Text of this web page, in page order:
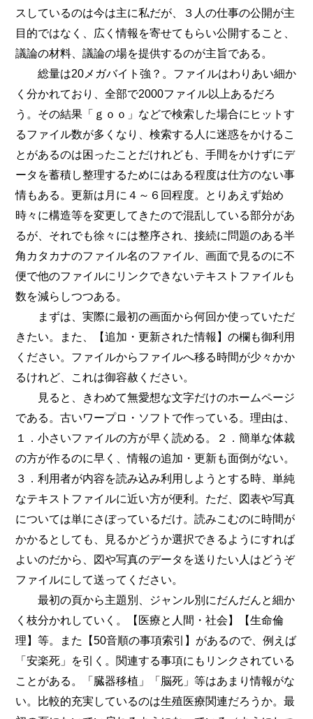
スしているのは今は主に私だが、３人の仕事の公開が主
目的ではなく、広く情報を寄せてもらい公開すること、
議論の材料、議論の場を提供するのが主旨である。
総量は20メガバイト強？。ファイルはわりあい細か
く分かれており、全部で2000ファイル以上あるだろ
う。その結果「ｇｏｏ」などで検索した場合にヒットす
るファイル数が多くなり、検索する人に迷惑をかけるこ
とがあるのは困ったことだけれども、手間をかけずにデ
ータを蓄積し整理するためにはある程度は仕方のない事
情もある。更新は月に４～６回程度。とりあえず始め
時々に構造等を変更してきたので混乱している部分があ
るが、それでも徐々には整序され、接続に問題のある半
角カタカナのファイル名のファイル、画面で見るのに不
便で他のファイルにリンクできないテキストファイルも
数を減らしつつある。
まずは、実際に最初の画面から何回か使っていただ
きたい。また、【追加・更新された情報】の欄も御利用
ください。ファイルからファイルへ移る時間が少々かか
るけれど、これは御容赦ください。
見ると、きわめて無愛想な文字だけのホームページ
である。古いワープロ・ソフトで作っている。理由は、
１．小さいファイルの方が早く読める。２．簡単な体裁
の方が作るのに早く、情報の追加・更新も面倒がない。
３．利用者が内容を読み込み利用しようとする時、単純
なテキストファイルに近い方が便利。ただ、図表や写真
については単にさぼっているだけ。読みこむのに時間が
かかるとしても、見るかどうか選択できるようにすれば
よいのだから、図や写真のデータを送りたい人はどうぞ
ファイルにして送ってください。
最初の頁から主題別、ジャンル別にだんだんと細か
く枝分かれしていく。【医療と人間・社会】【生命倫
理】等。また【50音順の事項索引】があるので、例えば
「安楽死」を引く。関連する事項にもリンクされている
ことがある。「臓器移植」「脳死」等はあまり情報がな
い。比較的充実しているのは生殖医療関連だろうか。最